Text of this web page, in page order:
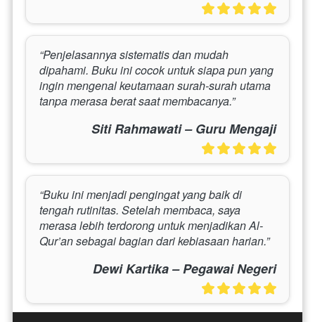
“Penjelasannya sistematis dan mudah
dipahami. Buku ini cocok untuk siapa pun yang
ingin mengenal keutamaan surah-surah utama
tanpa merasa berat saat membacanya.”
Siti Rahmawati – Guru Mengaji
“Buku ini menjadi pengingat yang baik di
tengah rutinitas. Setelah membaca, saya
merasa lebih terdorong untuk menjadikan Al-
Qur’an sebagai bagian dari kebiasaan harian.”
Dewi Kartika – Pegawai Negeri